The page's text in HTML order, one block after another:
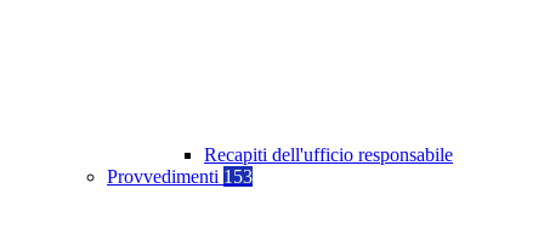
Recapiti dell'ufficio responsabile
Provvedimenti 153